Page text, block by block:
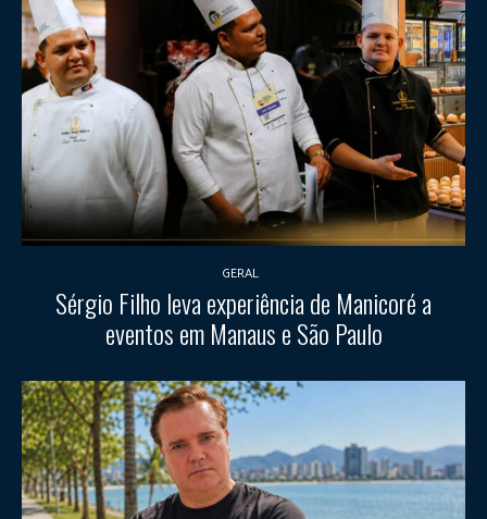
GERAL
Sérgio Filho leva experiência de Manicoré a
eventos em Manaus e São Paulo